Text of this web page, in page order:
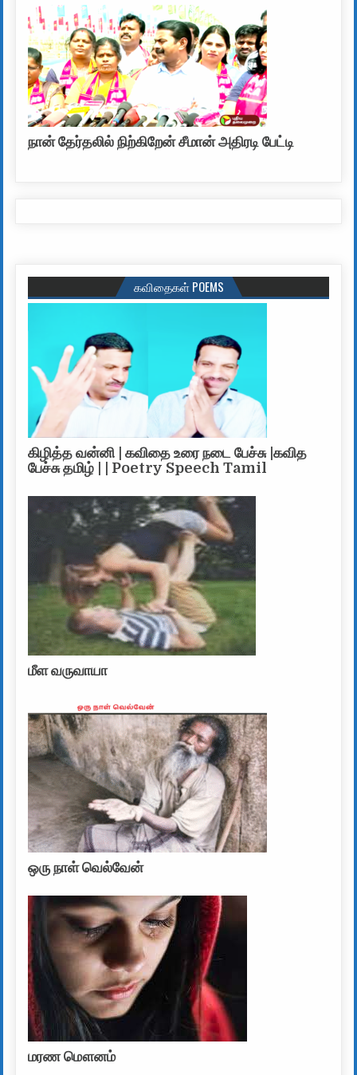
நான் தேர்தலில் நிற்கிறேன் சீமான் அதிரடி பேட்டி
கவிதைகள் POEMS
கிழித்த வன்னி | கவிதை உரை நடை பேச்சு |கவித
பேச்சு தமிழ் | | Poetry Speech Tamil
மீள வருவாயா
ஒரு நாள் வெல்வேன்
மரண மௌனம்